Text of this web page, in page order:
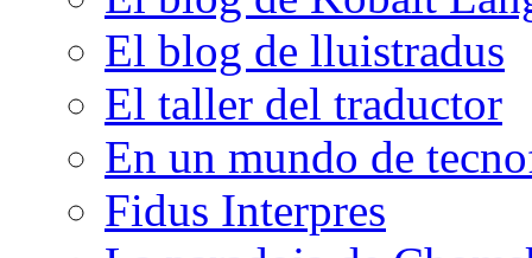
El blog de lluistradus
El taller del traductor
En un mundo de
Fidus Interpres